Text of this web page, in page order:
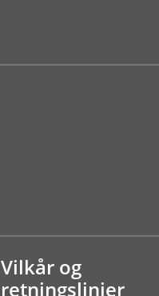
Vilkår og
retningslinjer